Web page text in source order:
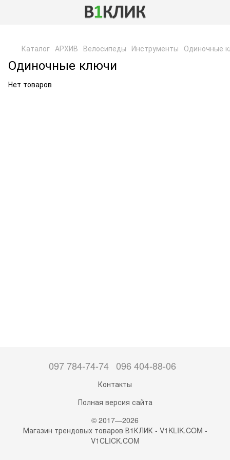
Каталог АРХИВ Велосипеды Инструменты Одиночные
Одиночные ключи
Нет товаров
097 784-74-74 096 404-88-06
Контакты
Полная версия сайта
© 2017—2026
Магазин трендовых товаров В1КЛИК - V1KLIK.COM -
V1CLICK.COM